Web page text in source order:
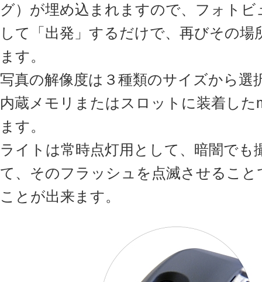
グ）が埋め込まれますので、フォト
して「出発」するだけで、再びその
ます。
写真の解像度は３種類のサイズから選
内蔵メモリまたはスロットに装着し
ます。
ライトは常時点灯用として、暗闇で
て、そのフラッシュを点滅させるこ
ことが出来ます。